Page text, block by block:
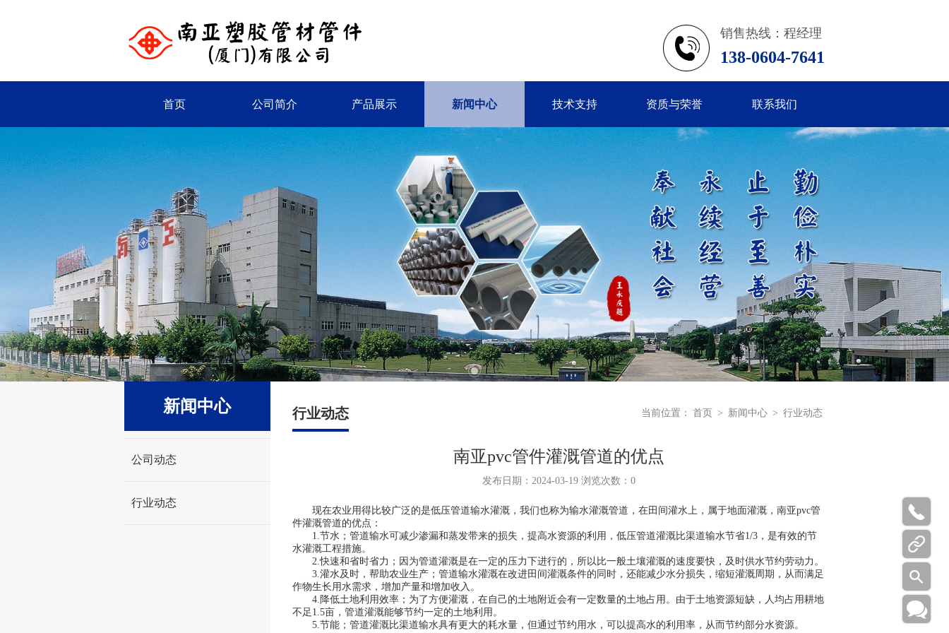




销售热线：程经理
138-0604-7641
首页 公司简介 产品展示 新闻中心 技术支持 资质与荣誉 联系我们
新闻中心
公司动态
行业动态
行业动态 当前位置： 首页 > 新闻中心 > 行业动态
南亚pvc管件灌溉管道的优点
发布日期：2024-03-19 浏览次数：0
现在农业用得比较广泛的是低压管道输水灌溉，我们也称为输水灌溉管道，在田间灌水上，属于地面灌溉，南亚pvc管
件灌溉管道的优点：
1.节水；管道输水可减少渗漏和蒸发带来的损失，提高水资源的利用，低压管道灌溉比渠道输水节省1/3，是有效的节
水灌溉工程措施。
2.快速和省时省力；因为管道灌溉是在一定的压力下进行的，所以比一般土壤灌溉的速度要快，及时供水节约劳动力。
3.灌水及时，帮助农业生产；管道输水灌溉在改进田间灌溉条件的同时，还能减少水分损失，缩短灌溉周期，从而满足
作物生长用水需求，增加产量和增加收入。
4.降低土地利用效率；为了方便灌溉，在自己的土地附近会有一定数量的土地占用。由于土地资源短缺，人均占用耕地
不足1.5亩，管道灌溉能够节约一定的土地利用。
5.节能；管道灌溉比渠道输水具有更大的耗水量，但通过节约用水，可以提高水的利用率，从而节约部分水资源。